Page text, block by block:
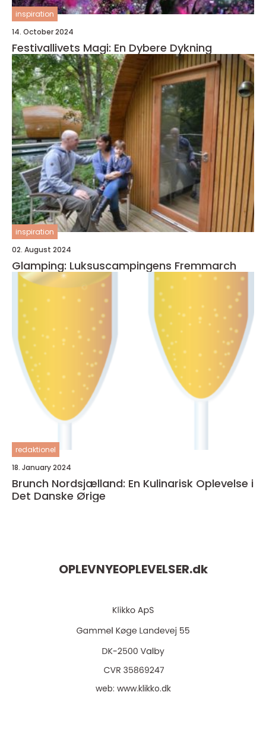
inspiration
14. October 2024
Festivallivets Magi: En Dybere Dykning
inspiration
02. August 2024
Glamping: Luksuscampingens Fremmarch
redaktionel
18. January 2024
Brunch Nordsjælland: En Kulinarisk Oplevelse i
Det Danske Ørige
OPLEVNYEOPLEVELSER.dk
web: www.klikko.dk